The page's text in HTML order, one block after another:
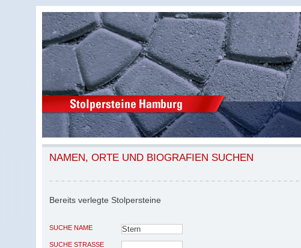
NAMEN, ORTE UND BIOGRAFIEN SUCHEN
Bereits verlegte Stolpersteine
SUCHE NAME
SUCHE STRASSE